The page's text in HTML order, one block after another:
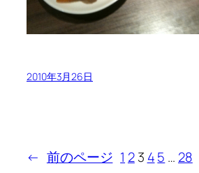
2010年3月26日
← 前のページ 1 23 45 … 28